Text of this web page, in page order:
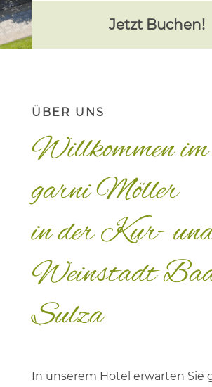
Jetzt Buchen!
ÜBER UNS
Willkommen
garni Möller
in der Kur-
Weinstadt
Sulza
In unserem Hotel erwarten Sie